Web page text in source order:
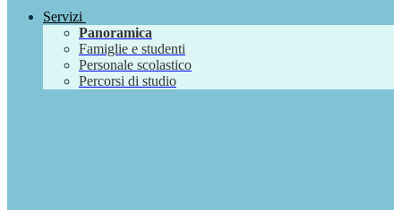
Servizi
Panoramica
Famiglie e studenti
Personale scolastico
Percorsi di studio